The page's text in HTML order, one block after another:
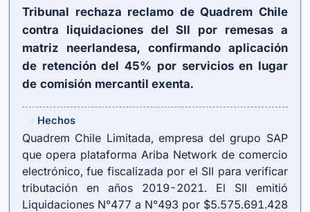
Tribunal rechaza reclamo de Quadrem Chile
contra liquidaciones del SII por remesas a
matriz neerlandesa, confirmando aplicación
de retención del 45% por servicios en lugar
de comisión mercantil exenta.
Hechos
Quadrem Chile Limitada, empresa del grupo SAP
que opera plataforma Ariba Network de comercio
electrónico, fue fiscalizada por el SII para verificar
tributación en años 2019-2021. El SII emitió
Liquidaciones N°477 a N°493 por $5.575.691.428